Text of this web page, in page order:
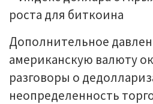
Дополнительное
американскую валюту
разговоры о
неопределенность